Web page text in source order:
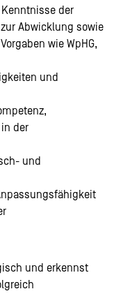
der
Abwicklung sowie
wie WpHG,
und
der
und
und erkennst